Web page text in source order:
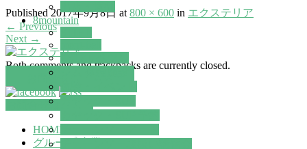
8mountain
Published2017年9月8日 at 800 × 600 in エクステリア
← Previous
Next →
Both comments and trackbacks are currently closed.
お問合せはこちら
お問合せはこちら
HOME
グループ 事業